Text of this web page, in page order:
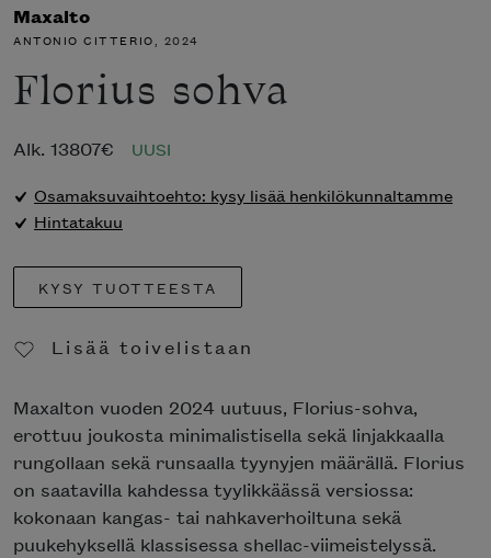
Maxalto
ANTONIO CITTERIO, 2024
Florius sohva
Alk. 13807€
UUSI
Osamaksuvaihtoehto: kysy lisää henkilökunnaltamme
Hintatakuu
KYSY TUOTTEESTA
Lisää toivelistaan
Maxalton vuoden 2024 uutuus, Florius-sohva,
erottuu joukosta minimalistisella sekä linjakkaalla
rungollaan sekä runsaalla tyynyjen määrällä. Florius
on saatavilla kahdessa tyylikkäässä versiossa:
kokonaan kangas- tai nahkaverhoiltuna sekä
puukehyksellä klassisessa shellac-viimeistelyssä.